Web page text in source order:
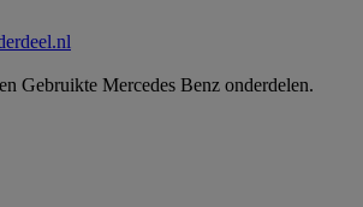
Gebruikte Mercedes Benz onderdelen.